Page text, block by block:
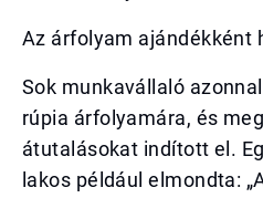
Az árfolyam ajándékként
Sok munkavállaló
rúpia árfolyamára, és
átutalásokat indított el.
lakos például elmondta: